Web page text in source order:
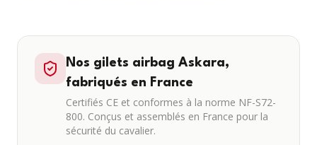
Nos gilets airbag Askara,
fabriqués en France
Certifiés CE et conformes à la norme NF-S72-
800. Conçus et assemblés en France pour la
sécurité du cavalier.